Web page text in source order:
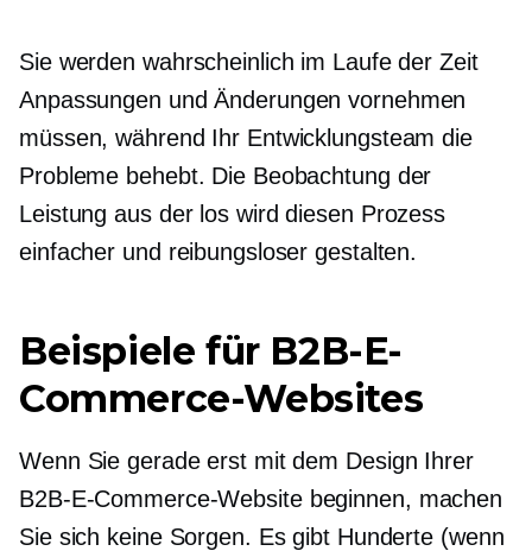
Sie werden wahrscheinlich im Laufe der Zeit
Anpassungen und Änderungen vornehmen
müssen, während Ihr Entwicklungsteam die
Probleme behebt. Die Beobachtung der
Leistung aus der los wird diesen Prozess
einfacher und reibungsloser gestalten.
Beispiele für B2B-E-
Commerce-Websites
Wenn Sie gerade erst mit dem Design Ihrer
B2B-E-Commerce-Website beginnen, machen
Sie sich keine Sorgen. Es gibt Hunderte (wenn